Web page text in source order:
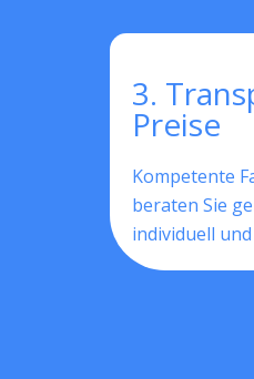
3.
Preise
Kompetente
beraten Sie
individuell